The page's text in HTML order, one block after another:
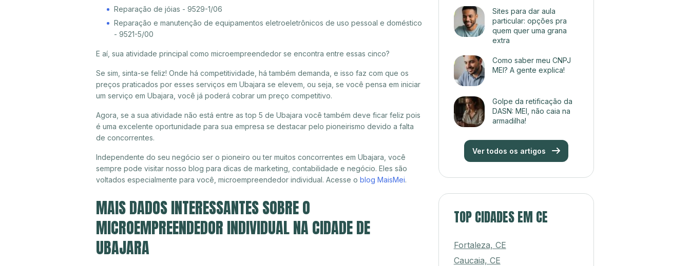
Reparação de jóias - 9529-1/06
Reparação e manutenção de equipamentos eletroeletrônicos de uso pessoal e doméstico
- 9521-5/00
E aí, sua atividade principal como microempreendedor se encontra entre essas cinco?
Se sim, sinta-se feliz! Onde há competitividade, há também demanda, e isso faz com que os
preços praticados por esses serviços em Ubajara se elevem, ou seja, se você pensa em iniciar
um serviço em Ubajara, você já poderá cobrar um preço competitivo.
Agora, se a sua atividade não está entre as top 5 de Ubajara você também deve ficar feliz pois
é uma excelente oportunidade para sua empresa se destacar pelo pioneirismo devido a falta
de concorrentes.
Independente do seu negócio ser o pioneiro ou ter muitos concorrentes em Ubajara, você
sempre pode visitar nosso blog para dicas de marketing, contabilidade e negócio. Eles são
voltados especialmente para você, microempreendedor individual. Acesse o blog MaisMei.
MAIS DADOS INTERESSANTES SOBRE O
MICROEMPREENDEDOR INDIVIDUAL NA CIDADE DE
UBAJARA
Sites para dar aula
particular: opções pra
quem quer uma grana
extra
Como saber meu CNPJ
MEI? A gente explica!
Golpe da retificação da
DASN: MEI, não caia na
armadilha!
Ver todos os artigos
TOP CIDADES EM CE
Fortaleza, CE
Caucaia, CE